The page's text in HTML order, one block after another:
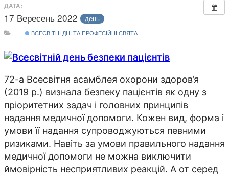
ДАТА:
17 Вересень 2022 день
ВСЕСВІТНІ ДНІ ТА ПРОФЕСІЙНІ СВЯТА
72-а Всесвітня асамблея охорони здоров’я
(2019 р.) визнала безпеку пацієнтів як одну з
пріоритетних задач і головних принципів
надання медичної допомоги. Кожен вид, форма і
умови її надання супроводжуються певними
ризиками. Навіть за умови правильного надання
медичної допомоги не можна виключити
ймовірність несприятливих реакцій. А от серед